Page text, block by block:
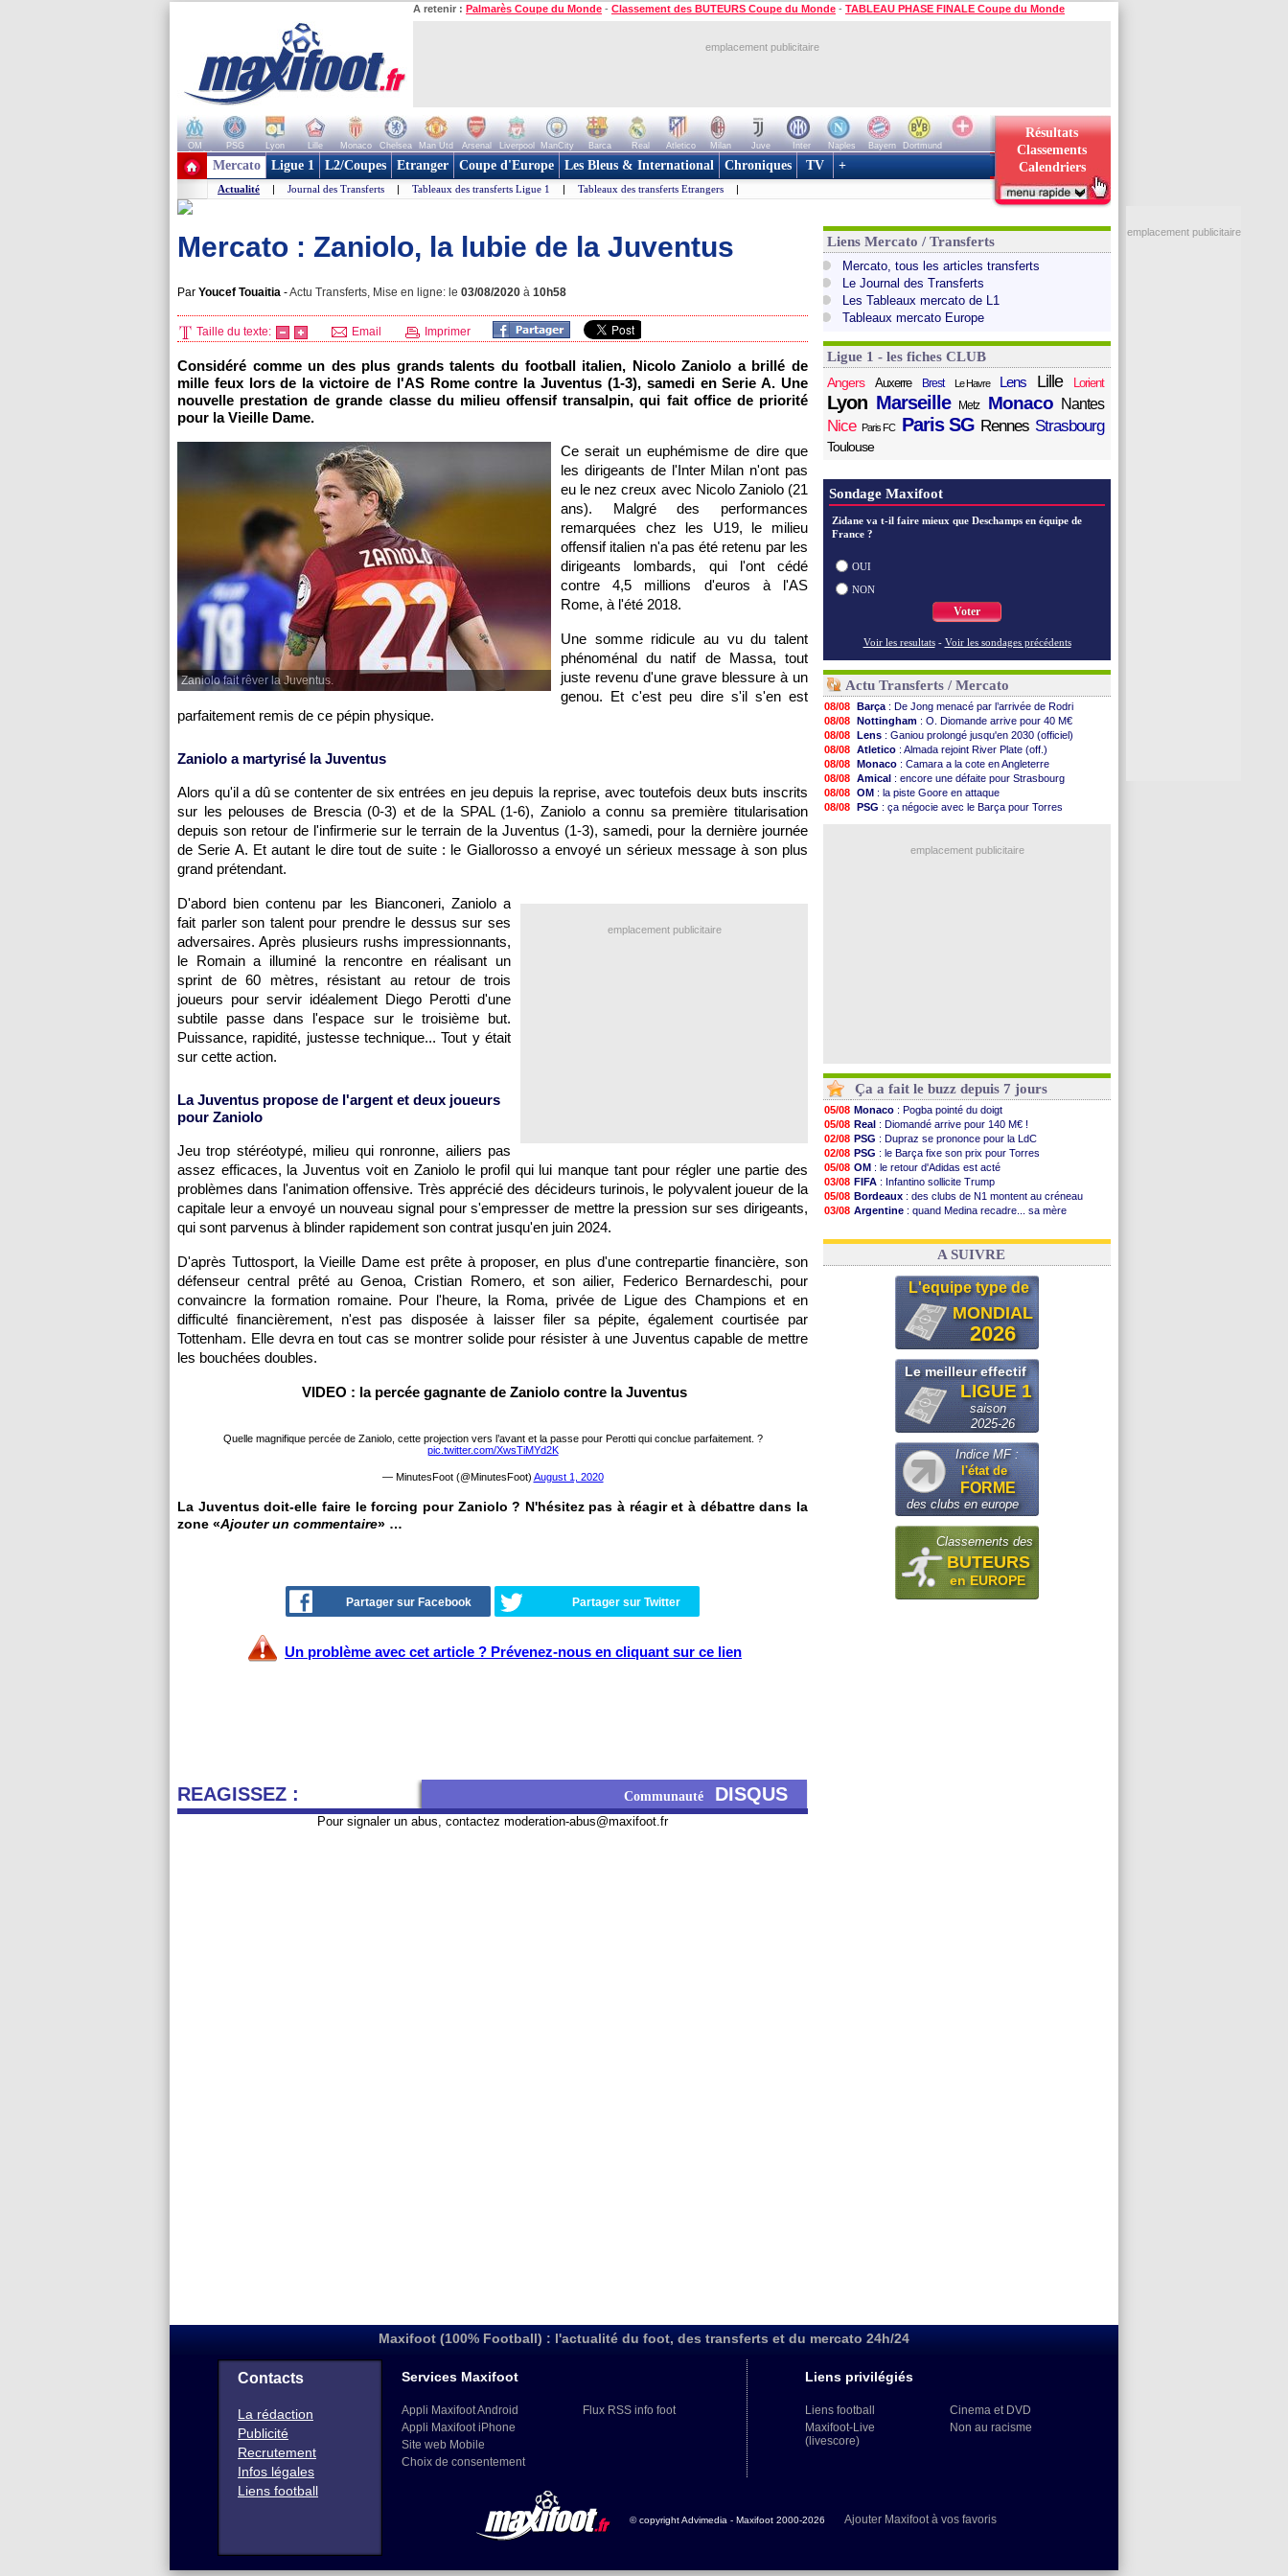
A retenir : Palmarès Coupe du Monde - Classement des BUTEURS Coupe du Monde - TABLEAU PHASE FINALE Coupe du Monde
emplacement publicitaire
OM PSG Lyon Lille Monaco Chelsea Man Utd Arsenal Liverpool ManCity Barca Real Atletico Milan Juve Inter Naples Bayern
Dortmund
+ de clubs
Résultats
Classements
Calendriers
Mercato Ligue 1 L2/Coupes Etranger Coupe d'Europe Les Bleus & International Chroniques TV +
Actualité | Journal des Transferts | Tableaux des transferts Ligue 1 | Tableaux des transferts Etrangers |
Mercato : Zaniolo, la lubie de la Juventus
Par Youcef Touaitia -Actu Transferts, Mise en ligne: le 03/08/2020 à 10h58
Taille du texte: Email Imprimer
Considéré comme un des plus grands talents du football italien, Nicolo Zaniolo a brillé de
mille feux lors de la victoire de l'AS Rome contre la Juventus (1-3), samedi en Serie A. Une
nouvelle prestation de grande classe du milieu offensif transalpin, qui fait office de priorité
pour la Vieille Dame.
Zaniolo fait rêver la Juventus.
Ce serait un euphémisme de dire que
les dirigeants de l'Inter Milan n'ont pas
eu le nez creux avec Nicolo Zaniolo (21
ans). Malgré des performances
remarquées chez les U19, le milieu
offensif italien n'a pas été retenu par les
dirigeants lombards, qui l'ont cédé
contre 4,5 millions d'euros à l'AS
Rome, à l'été 2018.
Une somme ridicule au vu du talent
phénoménal du natif de Massa, tout
juste revenu d'une grave blessure à un
genou. Et c'est peu dire s'il s'en est
parfaitement remis de ce pépin physique.
Zaniolo a martyrisé la Juventus
Alors qu'il a dû se contenter de six entrées en jeu depuis la reprise, avec toutefois deux buts inscrits
sur les pelouses de Brescia (0-3) et de la SPAL (1-6), Zaniolo a connu sa première titularisation
depuis son retour de l'infirmerie sur le terrain de la Juventus (1-3), samedi, pour la dernière journée
de Serie A. Et autant le dire tout de suite : le Giallorosso a envoyé un sérieux message à son plus
grand prétendant.
emplacement publicitaire
D'abord bien contenu par les Bianconeri, Zaniolo a
fait parler son talent pour prendre le dessus sur ses
adversaires. Après plusieurs rushs impressionnants,
le Romain a illuminé la rencontre en réalisant un
sprint de 60 mètres, résistant au retour de trois
joueurs pour servir idéalement Diego Perotti d'une
subtile passe dans l'espace sur le troisième but.
Puissance, rapidité, justesse technique... Tout y était
sur cette action.
La Juventus propose de l'argent et deux joueurs
pour Zaniolo
Jeu trop stéréotypé, milieu qui ronronne, ailiers pas
assez efficaces, la Juventus voit en Zaniolo le profil qui lui manque tant pour régler une partie des
problèmes dans l'animation offensive. Très apprécié des décideurs turinois, le polyvalent joueur de la
capitale leur a envoyé un nouveau signal pour s'empresser de mettre la pression sur ses dirigeants,
qui sont parvenus à blinder rapidement son contrat jusqu'en juin 2024.
D'après Tuttosport, la Vieille Dame est prête à proposer, en plus d'une contrepartie financière, son
défenseur central prêté au Genoa, Cristian Romero, et son ailier, Federico Bernardeschi, pour
convaincre la formation romaine. Pour l'heure, la Roma, privée de Ligue des Champions et en
difficulté financièrement, n'est pas disposée à laisser filer sa pépite, également courtisée par
Tottenham. Elle devra en tout cas se montrer solide pour résister à une Juventus capable de mettre
les bouchées doubles.
VIDEO : la percée gagnante de Zaniolo contre la Juventus
Quelle magnifique percée de Zaniolo, cette projection vers l’avant et la passe pour Perotti qui conclue parfaitement. ?
pic.twitter.com/XwsTiMYd2K
— MinutesFoot (@MinutesFoot) August 1, 2020
La Juventus doit-elle faire le forcing pour Zaniolo ? N'hésitez pas à réagir et à débattre dans la
zone «Ajouter un commentaire» …
Partager sur Facebook Partager sur Twitter
Un problème avec cet article ? Prévenez-nous en cliquant sur ce lien
REAGISSEZ : Communauté DISQUS
Pour signaler un abus, contactez moderation-abus@maxifoot.fr
Liens Mercato / Transferts
Mercato, tous les articles transferts
Le Journal des Transferts
Les Tableaux mercato de L1
Tableaux mercato Europe
Ligue 1 - les fiches CLUB
Angers
Auxerre Brest Le Havre Lens Lille Lorient
Lyon Marseille Metz Monaco Nantes
Nice Paris FC Paris SG Rennes Strasbourg
Toulouse
Sondage Maxifoot
Zidane va t-il faire mieux que Deschamps en équipe de
France ?
OUI
NON
Voter
Voir les resultats - Voir les sondages précédents
Actu Transferts / Mercato
08/08 Barça : De Jong menacé par l’arrivée de Rodri
08/08 Nottingham : O. Diomande arrive pour 40 M€
08/08 Lens : Ganiou prolongé jusqu'en 2030 (officiel)
08/08 Atletico : Almada rejoint River Plate (off.)
08/08 Monaco : Camara a la cote en Angleterre
08/08 Amical : encore une défaite pour Strasbourg
08/08 OM : la piste Goore en attaque
08/08 PSG : ça négocie avec le Barça pour Torres
: une deuxième offre pour Suzuki
emplacement publicitaire
Ça a fait le buzz depuis 7 jours
05/08 Monaco : Pogba pointé du doigt
05/08 Real : Diomandé arrive pour 140 M€ !
02/08 PSG : Dupraz se prononce pour la LdC
02/08 PSG : le Barça fixe son prix pour Torres
05/08 OM : le retour d'Adidas est acté
03/08 FIFA : Infantino sollicite Trump
05/08 Bordeaux : des clubs de N1 montent au créneau
03/08 Argentine : quand Medina recadre... sa mère
03/08 OM: Paixão attire un 2e club anglais
A SUIVRE
L'equipe type de
MONDIAL
2026
Le meilleur effectif
LIGUE 1
saison
2025-26
Indice MF :
l'état de
FORME
des clubs en europe
Classements des
BUTEURS
en EUROPE
emplacement publicitaire
Maxifoot (100% Football) : l'actualité du foot, des transferts et du mercato 24h/24
Contacts
La rédaction
Publicité
Recrutement
Infos légales
Liens football
Services Maxifoot
Appli Maxifoot Android
Appli Maxifoot iPhone
Site web Mobile
Choix de consentement
Flux RSS info foot
Liens privilégiés
Liens football
Maxifoot-Live
(livescore)
Cinema et DVD
Non au racisme
© copyright Advimedia - Maxifoot 2000-2026 Ajouter Maxifoot à vos favoris